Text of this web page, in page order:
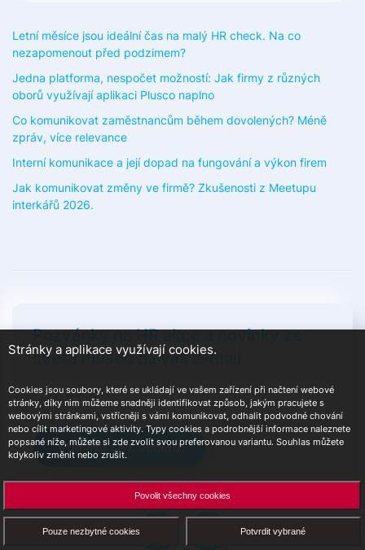
Letní měsíce jsou ideální čas na malý HR check. Na co
nezapomenout před podzimem?
Jedna platforma, nespočet možností: Jak firmy z různých
oborů využívají aplikaci Plusco naplno
Co komunikovat zaměstnancům během dovolených? Méně
zpráv, více relevance
Interní komunikace a její dopad na fungování a výkon firem
Jak komunikovat změny ve firmě? Zkušenosti z Meetupu
interkářů 2026.
Pozvánky na HR akce a novinky ze
světa Plusco na váš e-mail
Přihlásit se k odběru
Stránky a aplikace využívají cookies.
Cookies jsou soubory, které se ukládají ve vašem zařízení při načtení webové
stránky, díky nim můžeme snadněji identifikovat způsob, jakým pracujete s
webovými stránkami, vstřícněji s vámi komunikovat, odhalit podvodné chování
nebo cílit marketingové aktivity. Typy cookies a podrobnější informace naleznete
popsané níže, můžete si zde zvolit svou preferovanou variantu. Souhlas můžete
kdykoliv změnit nebo zrušit.
Pouze nezbytné cookies Potvrdit vybrané
Povolit všechny cookies